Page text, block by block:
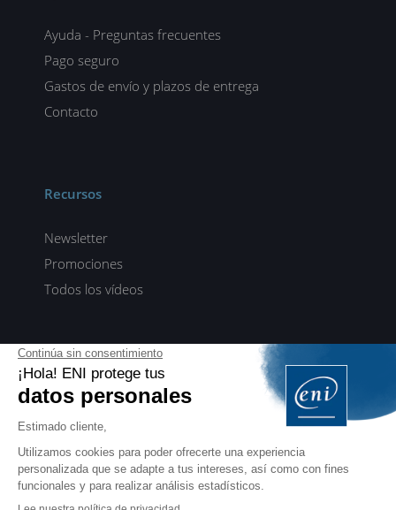
Ayuda - Preguntas frecuentes
Pago seguro
Gastos de envío y plazos de entrega
Contacto
Recursos
Newsletter
Promociones
Todos los vídeos
ENI elearning
E-formaciones en 5 idiomas
ES FR
PROFESIONALES
Manuales para profesionales de la formación